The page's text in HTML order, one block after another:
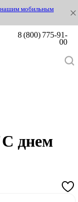
нашим мобильным
8 (800) 775-91-
00
днем